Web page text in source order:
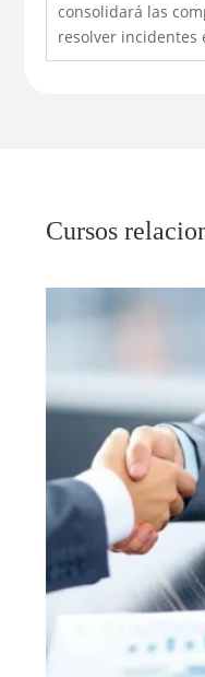
consolidará las
resolver incidentes
Cursos